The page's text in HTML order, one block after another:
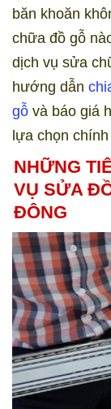
băn khoăn
chữa đồ gỗ
dịch vụ sửa
hướng dẫn
gỗ và báo giá
lựa chọn
NHỮNG
VỤ SỬA
ĐÔNG